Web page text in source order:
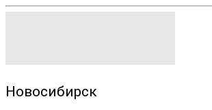
Новосибирск